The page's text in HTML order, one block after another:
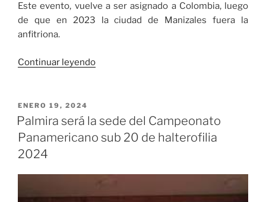
Este evento, vuelve a ser asignado a Colombia, luego
de que en 2023 la ciudad de Manizales fuera la
anfitriona.
Continuar leyendo«Palmira
mejores
levantadores
en
PUBLICADO
EL
ENERO 19, 2024
Palmira será la sede del Campeonato
Panamericano sub 20 de halterofilia
2024